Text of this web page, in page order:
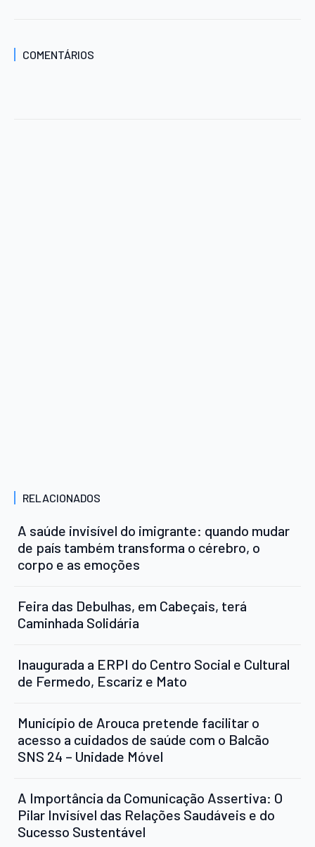
COMENTÁRIOS
RELACIONADOS
A saúde invisível do imigrante: quando mudar
de país também transforma o cérebro, o
corpo e as emoções
Feira das Debulhas, em Cabeçais, terá
Caminhada Solidária
Inaugurada a ERPI do Centro Social e Cultural
de Fermedo, Escariz e Mato
Município de Arouca pretende facilitar o
acesso a cuidados de saúde com o Balcão
SNS 24 – Unidade Móvel
A Importância da Comunicação Assertiva: O
Pilar Invisível das Relações Saudáveis e do
Sucesso Sustentável